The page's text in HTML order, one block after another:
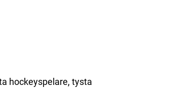
hockeyspelare, tysta